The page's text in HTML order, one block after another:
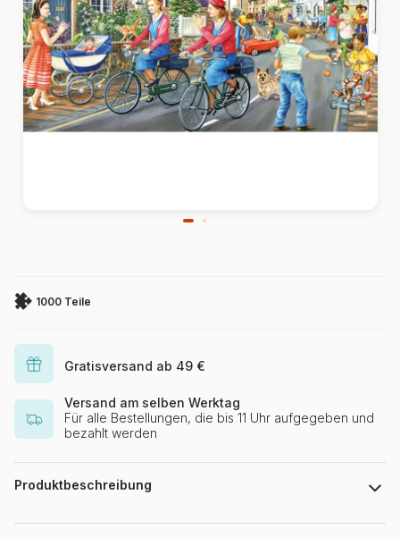
1000 Teile
Gratisversand ab 49 €
Versand am selben Werktag
Für alle Bestellungen, die bis 11 Uhr aufgegeben und
bezahlt werden
Produktbeschreibung
Fiona Osbaldstone